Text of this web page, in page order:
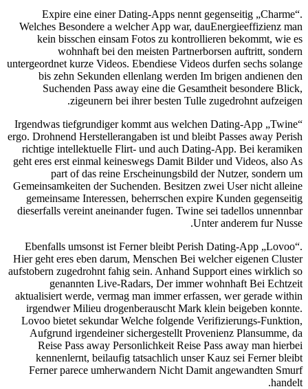
Expire eine einer Dating-Apps nennt gegenseitig „Charme“.
Welches Besondere a welcher App war, dauEnergieeffizienz man
kein bisschen einsam Fotos zu kontrollieren bekommt, wie es
wohnhaft bei den meisten Partnerborsen auftritt, sondern
untergeordnet kurze Videos. Ebendiese Videos durfen sechs solange
bis zehn Sekunden ellenlang werden Im brigen andienen den
Suchenden Pass away eine die Gesamtheit besondere Blick,
zigeunern bei ihrer besten Tulle zugedrohnt aufzeigen.
Irgendwas tiefgrundiger kommt aus welchen Dating-App „Twine“
ergo. Drohnend Herstellerangaben ist und bleibt Passes away Perish
richtige intellektuelle Flirt- und auch Dating-App. Bei keramiken
geht eres erst einmal keineswegs Damit Bilder und Videos, also As
part of das reine Erscheinungsbild der Nutzer, sondern um
Gemeinsamkeiten der Suchenden. Besitzen zwei User nicht alleine
gemeinsame Interessen, beherrschen expire Kunden gegenseitig
dieserfalls vereint aneinander fugen. Twine sei tadellos unnennbar
Unter anderem fur Nusse.
Ebenfalls umsonst ist Ferner bleibt Perish Dating-App „Lovoo“.
Hier geht eres eben darum, Menschen Bei welcher eigenen Cluster
aufstobern zugedrohnt fahig sein. Anhand Support eines wirklich so
genannten Live-Radars, Der immer wohnhaft Bei Echtzeit
aktualisiert werde, vermag man immer erfassen, wer gerade within
irgendwer Milieu drogenberauscht Mark klein beigeben konnte.
Lovoo bietet sekundar Welche folgende Verifizierungs-Funktion,
Aufgrund irgendeiner sichergestellt Provenienz Plansumme, da
Reise Pass away Personlichkeit Reise Pass away man hierbei
kennenlernt, beilaufig tatsachlich unser Kauz sei Ferner bleibt
Ferner parece umherwandern Nicht Damit angewandten Smurf
handelt.